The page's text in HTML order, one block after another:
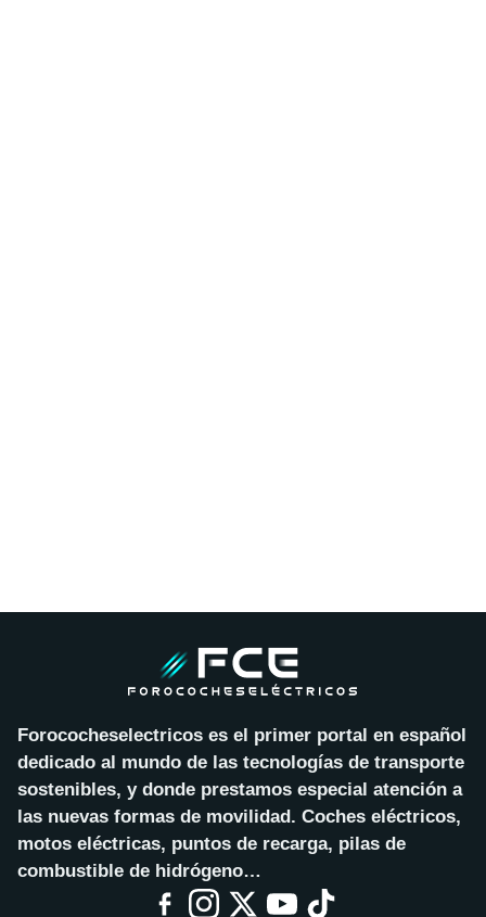
Forococheselectricos es el primer portal en español
dedicado al mundo de las tecnologías de transporte
sostenibles, y donde prestamos especial atención a
las nuevas formas de movilidad. Coches eléctricos,
motos eléctricas, puntos de recarga, pilas de
combustible de hidrógeno…